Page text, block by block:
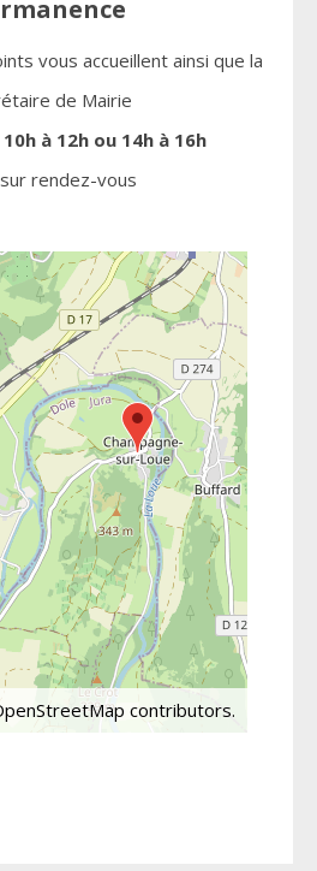
vous accueillent ainsi que la
de Mairie
à 12h ou 14h à 16h
rendez-vous
contributors.